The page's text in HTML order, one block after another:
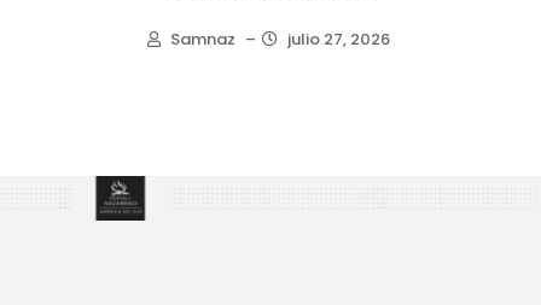
Samnaz – julio 27, 2026